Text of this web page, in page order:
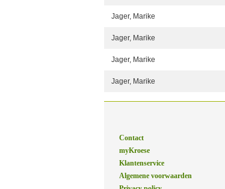
Jager, Marike
Jager, Marike
Jager, Marike
Jager, Marike
Contact
myKroese
Klantenservice
Algemene voorwaarden